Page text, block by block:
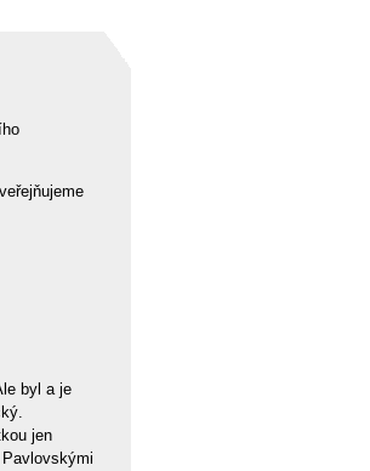
byl a je
jen